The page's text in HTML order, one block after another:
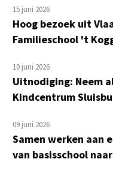
15 juni 2026
Hoog bezoek uit
Familieschool 't
10 juni 2026
Uitnodiging: Neem
Kindcentrum
09 juni 2026
Samen werken aan
van basisschool